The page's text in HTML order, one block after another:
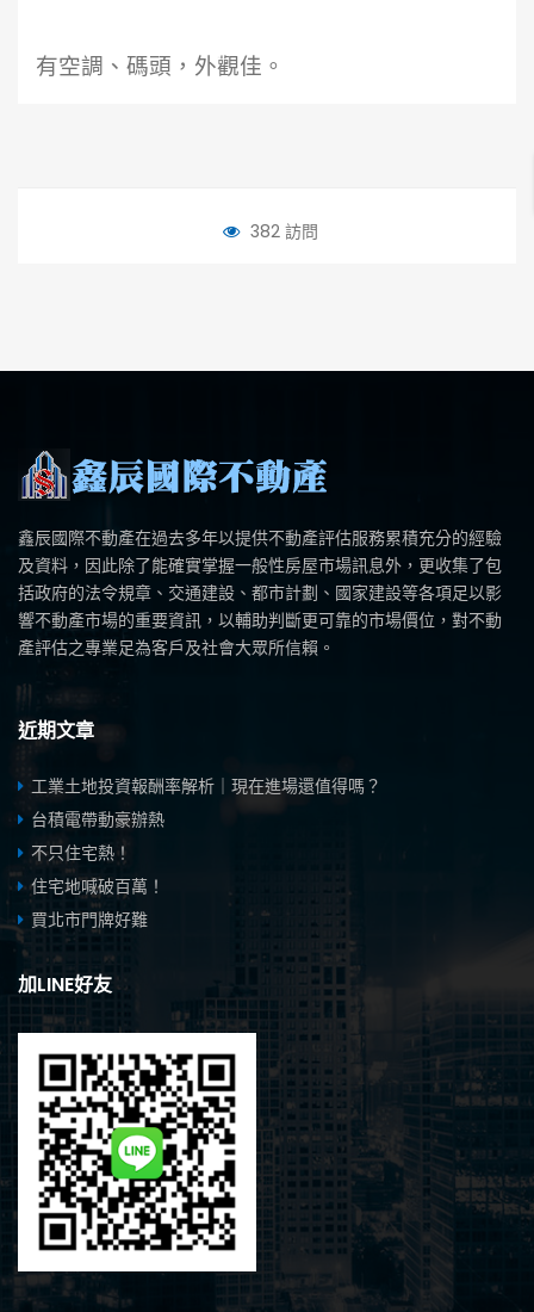
有空調、碼頭，外觀佳。
382 訪問
鑫辰國際不動產在過去多年以提供不動產評估服務累積充分的經驗
及資料，因此除了能確實掌握一般性房屋市場訊息外，更收集了包
括政府的法令規章、交通建設、都市計劃、國家建設等各項足以影
響不動產市場的重要資訊，以輔助判斷更可靠的市場價位，對不動
產評估之專業足為客戶及社會大眾所信賴。
近期文章
工業土地投資報酬率解析｜現在進場還值得嗎？
台積電帶動豪辦熱
不只住宅熱！
住宅地喊破百萬！
買北市門牌好難
加LINE好友